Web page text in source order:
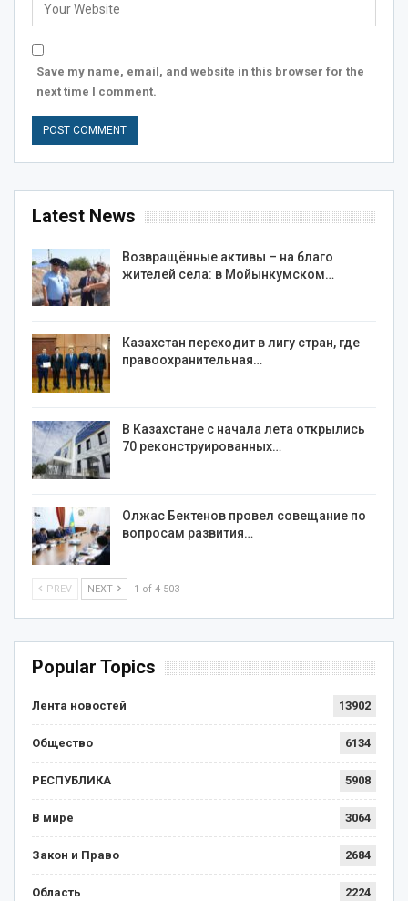
Save my name, email, and website in this browser for the
next time I comment.
Latest News
Возвращённые активы – на благо
жителей села: в Мойынкумском…
Казахстан переходит в лигу стран, где
правоохранительная…
В Казахстане с начала лета открылись
70 реконструированных…
Олжас Бектенов провел совещание по
вопросам развития…
PREV NEXT 1 of 4 503
Popular Topics
Лента новостей 13902
Общество 6134
РЕСПУБЛИКА 5908
В мире 3064
Закон и Право 2684
Область 2224